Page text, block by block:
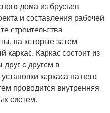
дома из брусьев
и составления рабочей
строительства
на которые затем
каркас. Каркас состоит из
с другом в
каркаса на него
проводится внутренняя
систем.